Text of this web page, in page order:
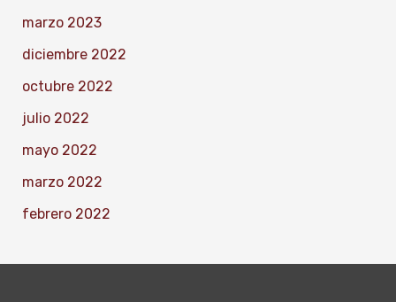
marzo 2023
diciembre 2022
octubre 2022
julio 2022
mayo 2022
marzo 2022
febrero 2022